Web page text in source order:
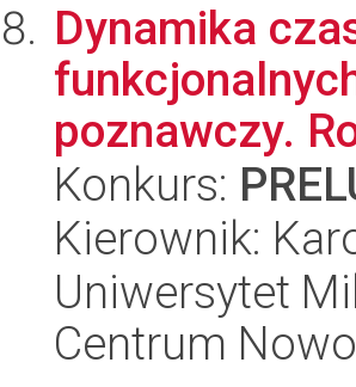
Dynamika
poznawczy.
Konkurs:
Kierownik:
Uniwersytet
Centrum